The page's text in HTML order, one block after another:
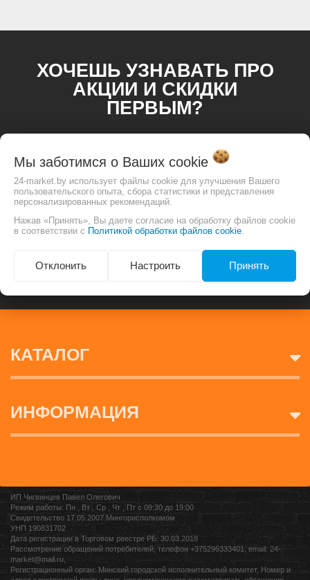
ХОЧЕШЬ УЗНАВАТЬ ПРО
АКЦИИ И СКИДКИ
ПЕРВЫМ?
КАТАЛОГ
ИНФОРМАЦИЯ
ИП Чигвинцев Павел Олегович
Режим работы: Пн , Вт , Ср , Чт , Пт c 09:30 до 19:00
Свидетельство 17.05.2007 Мингорисполкомом
УНП 190831702
Дата регистрации в Торговом реестре РБ: 30.03.2018
Рассмотрение обращений потребителей, телефон +375296333401, email: 24-
market@mail.ru,
Регистрационный орган: Минский городской исполнительный комитет, Номер и
Мы заботимся о Ваших cookie
24-market.by использует файлы cookie для улучшения Вашего
пользовательского опыта, сбора статистики и представления
персонализированных рекомендаций.
Нажав «Принять», Вы даете согласие на обработку файлов cookie
в соответствии с Политикой обработки файлов cookie
Отклонить Настроить Принять